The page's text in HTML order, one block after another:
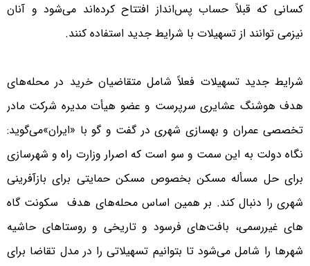
کسانی که قبلاً حساب پس‌انداز افتتاح کرده‌اند می‌شود و آنان
نیزمی توانند از تسهیلات با شرایط جدید استفاده کنند.
شرایط جدید تسهیلات فعلاً شامل متقاضیان خرید در محله‌های
هدف هوشنگ عشایری سرپرست و عضو هیأت مدیره شرکت مادر
تخصصی عمران و بهسازی شهری در گفت‌ و‌ گو با «‌ایران‌»می‌گوید:
نگاه دولت به این سمت و سو است که اصرار وزارت راه و شهرسازی
برای حل مسأله مسکن بخصوص مسکن حمایتی برای بازآفرینی
شهری را دنبال کند. بر همین اساس محله‌های هدف سکونت گاه
های غیررسمی، بافت‌های فرسود و تاریخی و روستاهای حاشیه
شهرها را شامل می‌شود تا بتوانیم تسهیلاتی را در مدل تقاضا برای